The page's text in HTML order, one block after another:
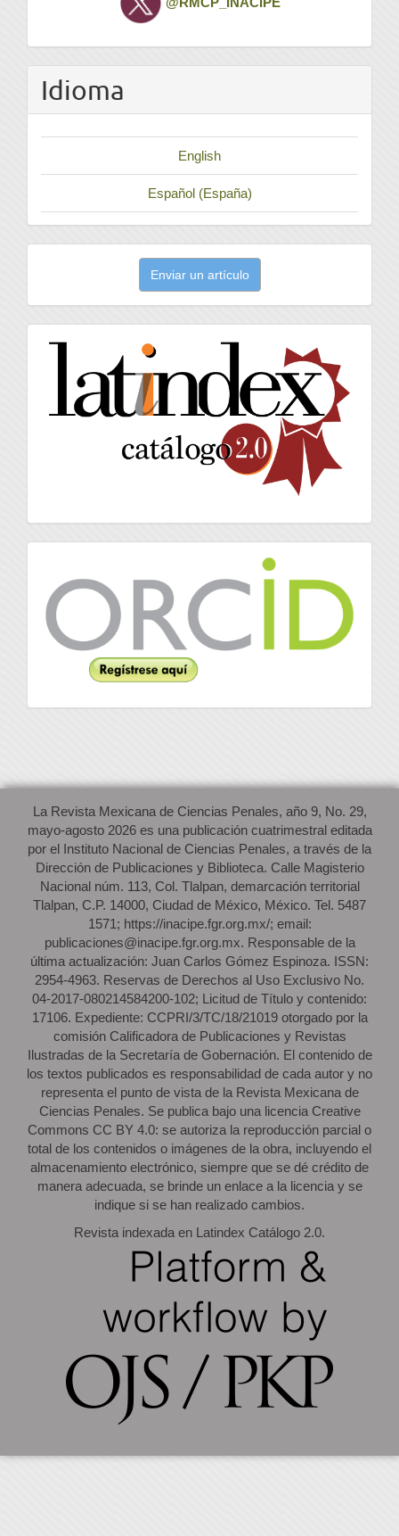
Idioma
English
Español (España)
artículo
Enviar un artículo
latindex
La Revista Mexicana de Ciencias Penales, año 9, No. 29,
mayo-agosto 2026 es una publicación cuatrimestral editada
por el Instituto Nacional de Ciencias Penales, a través de la
Dirección de Publicaciones y Biblioteca. Calle Magisterio
Nacional núm. 113, Col. Tlalpan, demarcación territorial
Tlalpan, C.P. 14000, Ciudad de México, México. Tel. 5487
1571; https://inacipe.fgr.org.mx/; email:
publicaciones@inacipe.fgr.org.mx. Responsable de la
última actualización: Juan Carlos Gómez Espinoza. ISSN:
2954-4963. Reservas de Derechos al Uso Exclusivo No.
04-2017-080214584200-102; Licitud de Título y contenido:
17106. Expediente: CCPRI/3/TC/18/21019 otorgado por la
comisión Calificadora de Publicaciones y Revistas
Ilustradas de la Secretaría de Gobernación. El contenido de
los textos publicados es responsabilidad de cada autor y no
representa el punto de vista de la Revista Mexicana de
Ciencias Penales. Se publica bajo una licencia Creative
Commons CC BY 4.0: se autoriza la reproducción parcial o
total de los contenidos o imágenes de la obra, incluyendo el
almacenamiento electrónico, siempre que se dé crédito de
manera adecuada, se brinde un enlace a la licencia y se
indique si se han realizado cambios.
Revista indexada en Latindex Catálogo 2.0.